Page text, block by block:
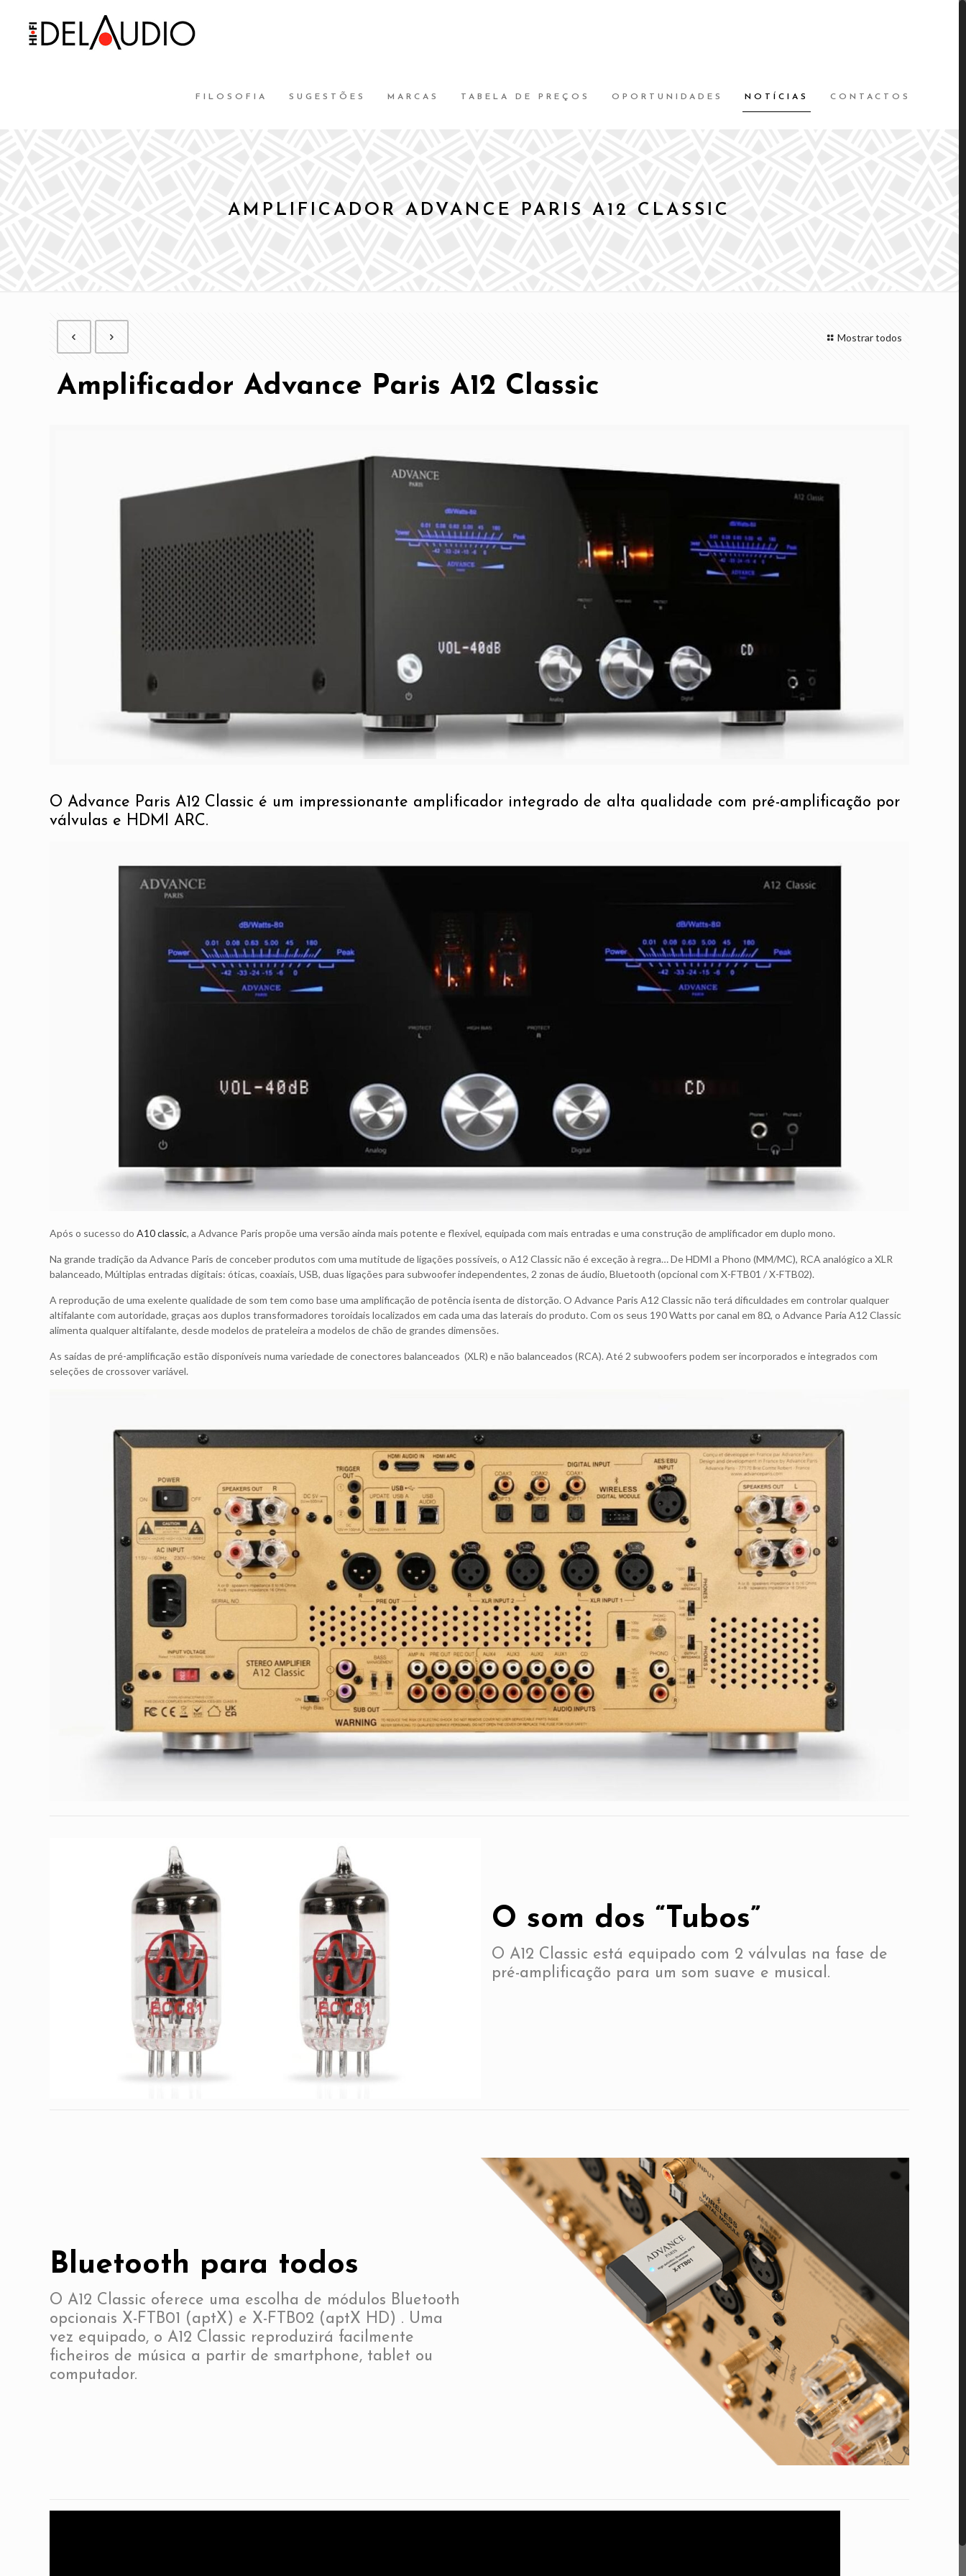
FILOSOFIA SUGESTÕES MARCAS TABELA DE PREÇOS OPORTUNIDADES NOTÍCIAS CONTACTOS
AMPLIFICADOR ADVANCE PARIS A12 CLASSIC
Mostrar todos
Amplificador Advance Paris A12 Classic
O Advance Paris A12 Classic é um impressionante amplificador integrado de alta qualidade com pré-amplificação por
válvulas e HDMI ARC.
Após o sucesso doA10 classic, a Advance Paris propõe uma versão ainda mais potente e flexível, equipada com mais entradas e uma construção de amplificador em duplo mono.
Na grande tradição da Advance Paris de conceber produtos com uma mutitude de ligações possíveis, o A12 Classic não é exceção à regra… De HDMI a Phono (MM/MC), RCA analógico a XLR
balanceado, Múltiplas entradas digitais: óticas, coaxiais, USB, duas ligações para subwoofer independentes, 2 zonas de áudio, Bluetooth (opcional com X-FTB01 / X-FTB02).
A reprodução de uma exelente qualidade de som tem como base uma amplificação de potência isenta de distorção. O Advance Paris A12 Classic não terá dificuldades em controlar qualquer
altifalante com autoridade, graças aos duplos transformadores toroidais localizados em cada uma das laterais do produto. Com os seus 190 Watts por canal em 8Ω, o Advance Paria A12 Classic
alimenta qualquer altifalante, desde modelos de prateleira a modelos de chão de grandes dimensões.
As saídas de pré-amplificação estão disponíveis numa variedade de conectores balanceados (XLR) e não balanceados (RCA). Até 2 subwoofers podem ser incorporados e integrados com
seleções de crossover variável.
O som dos “Tubos”
O A12 Classic está equipado com 2 válvulas na fase de
pré-amplificação para um som suave e musical.
Bluetooth para todos
O A12 Classic oferece uma escolha de módulos Bluetooth
opcionais X-FTB01 (aptX) e X-FTB02 (aptX HD) . Uma
vez equipado, o A12 Classic reproduzirá facilmente
ficheiros de música a partir de smartphone, tablet ou
computador.